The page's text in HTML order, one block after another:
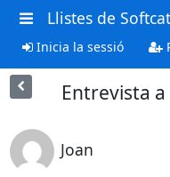
Llistes de
Inicia la sessió
Entrevista
Joan